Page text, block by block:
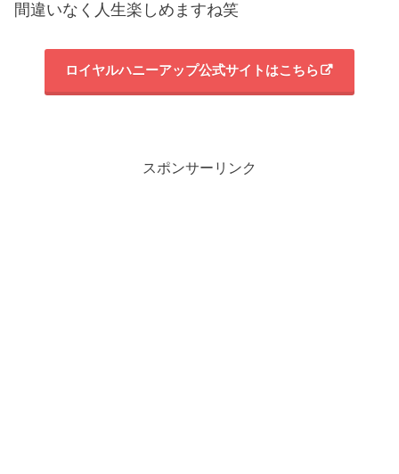
間違いなく人生楽しめますね笑
ロイヤルハニーアップ公式サイトはこちら
スポンサーリンク